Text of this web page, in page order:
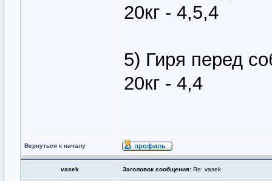
20кг - 4,5,4
5) Гиря перед
20кг - 4,4
Вернуться к началу
vasek Заголовок сообщения: Re: vasek